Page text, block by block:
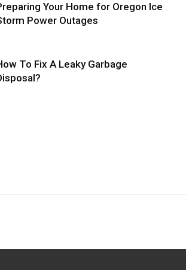
Your Home for Oregon Ice
Power Outages
To Fix A Leaky Garbage